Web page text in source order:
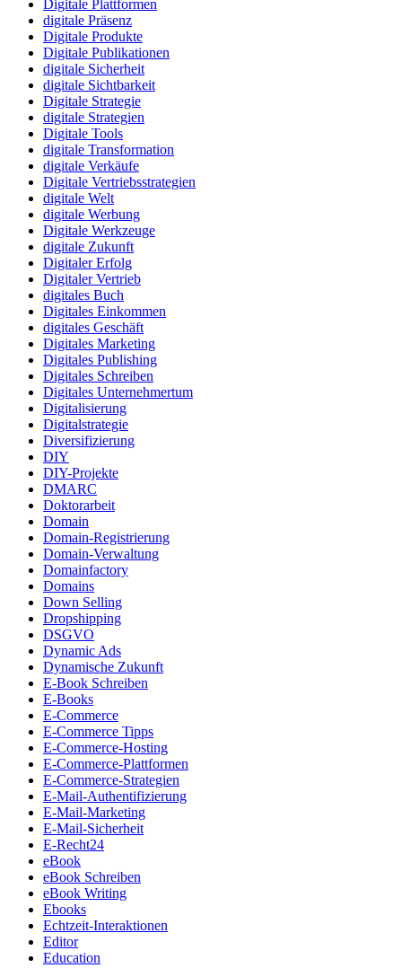
Digitale Plattformen
digitale Präsenz
Digitale Produkte
Digitale Publikationen
digitale Sicherheit
digitale Sichtbarkeit
Digitale Strategie
digitale Strategien
Digitale Tools
digitale Transformation
digitale Verkäufe
Digitale Vertriebsstrategien
digitale Welt
digitale Werbung
Digitale Werkzeuge
digitale Zukunft
Digitaler Erfolg
Digitaler Vertrieb
digitales Buch
Digitales Einkommen
digitales Geschäft
Digitales Marketing
Digitales Publishing
Digitales Schreiben
Digitales Unternehmertum
Digitalisierung
Digitalstrategie
Diversifizierung
DIY
DIY-Projekte
DMARC
Doktorarbeit
Domain
Domain-Registrierung
Domain-Verwaltung
Domainfactory
Domains
Down Selling
Dropshipping
DSGVO
Dynamic Ads
Dynamische Zukunft
E-Book Schreiben
E-Books
E-Commerce
E-Commerce Tipps
E-Commerce-Hosting
E-Commerce-Plattformen
E-Commerce-Strategien
E-Mail-Authentifizierung
E-Mail-Marketing
E-Mail-Sicherheit
E-Recht24
eBook
eBook Schreiben
eBook Writing
Ebooks
Echtzeit-Interaktionen
Editor
Education